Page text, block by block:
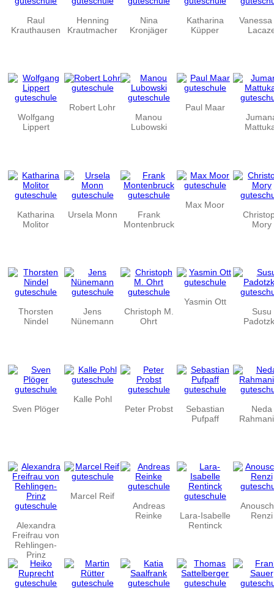
Raul
Krauthausen
Henning
Krautmacher
Nina
Kronjäger
Katharina
Küpper
Vanessa
Wolfgang
Lippert
Robert Lohr
Manou
Lubowski
Paul Maar
Katharina
Molitor
Ursela Monn
Frank
Montenbruck
Max Moor
Mory
Thorsten
Nindel
Jens
Nünemann
Christoph M.
Ohrt
Yasmin Ott
Susu
Sven Plöger
Kalle Pohl
Peter Probst
Sebastian
Pufpaff
Neda
Alexandra
Freifrau von
Rehlingen-
Prinz
Marcel Reif
Andreas
Reinke
Lara-Isabelle
Rentinck
Renzi